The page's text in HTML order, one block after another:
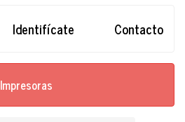
Identifícate Contacto
Impresoras